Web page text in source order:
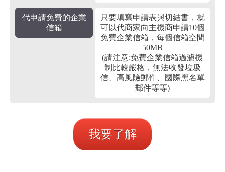
代申請免費的企業
信箱
只要填寫申請表與切結書，就
可以代商家向主機商申請10個
免費企業信箱，每個信箱空間
50MB
(請注意:免費企業信箱過濾機
制比較嚴格，無法收發垃圾
信、高風險郵件、國際黑名單
郵件等等)
我要了解